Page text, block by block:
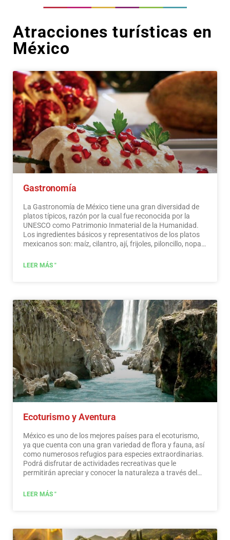
Atracciones turísticas en
México
Gastronomía
La Gastronomía de México tiene una gran diversidad de
platos típicos, razón por la cual fue reconocida por la
UNESCO como Patrimonio Inmaterial de la Humanidad.
Los ingredientes básicos y representativos de los platos
mexicanos son: maíz, cilantro, ají, frijoles, piloncillo, nopal
sus salsas, que sirven de acompañamiento a platos
LEER MÁS "
Ecoturismo y Aventura
México es uno de los mejores países para el ecoturismo,
ya que cuenta con una gran variedad de flora y fauna, así
como numerosos refugios para especies extraordinarias.
Podrá disfrutar de actividades recreativas que le
permitirán apreciar y conocer la naturaleza a través del
atracciones naturales, fauna silvestre y aves. En todo
mucho más, creemos que México es un paraíso para el
ecoturismo. Leer más
LEER MÁS "